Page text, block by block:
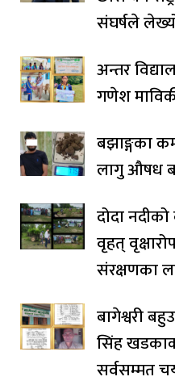
संघर्षले
अन्तर
गणेश
बझाङ्गका
लागु औषध
दोदा
वृहत्
संरक्षणका
बागेश्वरी
सिंह
सर्वसम्मत